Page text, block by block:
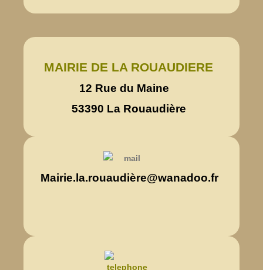
MAIRIE DE LA ROUAUDIERE
12 Rue du Maine
53390 La Rouaudière
Mairie.la.rouaudière@wanadoo.fr